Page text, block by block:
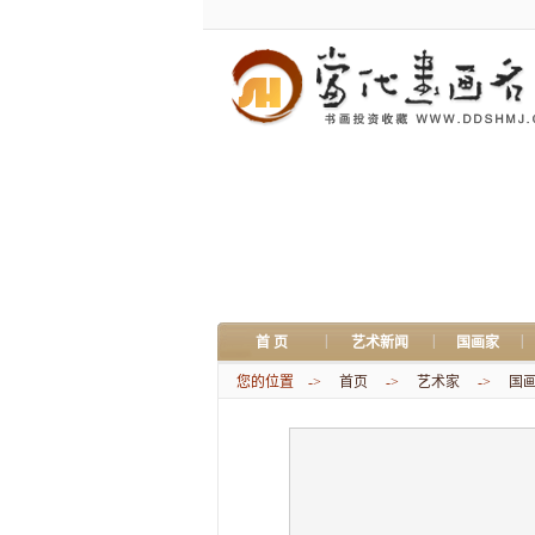
首 页 艺术新闻 国画家
您的位置 -> 首页 -> 艺术家 -> 国